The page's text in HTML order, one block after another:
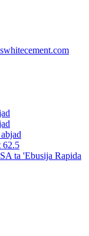
62.5
ta 'Ebusija Rapida